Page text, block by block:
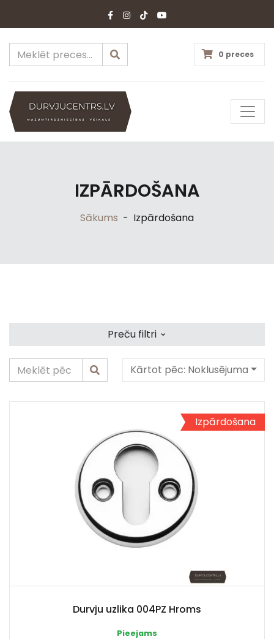
0 preces
IZPĀRDOŠANA
Sākums - Izpārdošana
Preču filtri ⌄
Kārtot pēc: Noklusējuma
Izpārdošana
Durvju uzlika 004PZ Hroms
Pieejams